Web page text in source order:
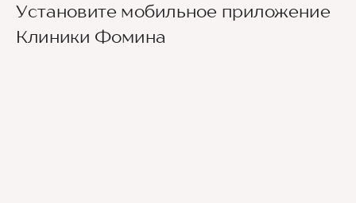
Из международного аэропорта Сочи до клиники
можно добраться на такси или
Установите мобильное приложение
Клиники Фомина